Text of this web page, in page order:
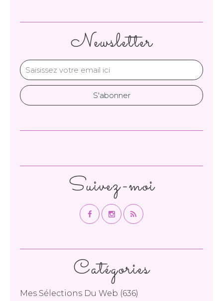
Newsletter
Catégories
Mes Sélections Du Web (636)
Suivez-moi